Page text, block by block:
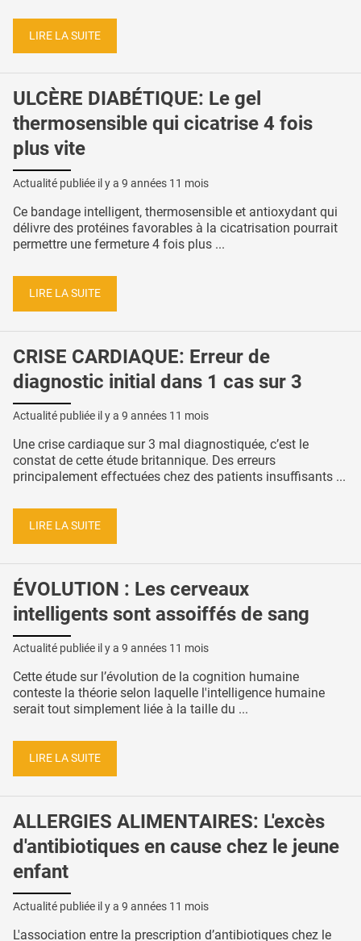
LIRE LA SUITE
ULCÈRE DIABÉTIQUE: Le gel
thermosensible qui cicatrise 4 fois
plus vite
Actualité publiée il y a 9 années 11 mois
Ce bandage intelligent, thermosensible et antioxydant qui
délivre des protéines favorables à la cicatrisation pourrait
permettre une fermeture 4 fois plus ...
LIRE LA SUITE
CRISE CARDIAQUE: Erreur de
diagnostic initial dans 1 cas sur 3
Actualité publiée il y a 9 années 11 mois
Une crise cardiaque sur 3 mal diagnostiquée, c’est le
constat de cette étude britannique. Des erreurs
principalement effectuées chez des patients insuffisants ...
LIRE LA SUITE
ÉVOLUTION : Les cerveaux
intelligents sont assoiffés de sang
Actualité publiée il y a 9 années 11 mois
Cette étude sur l’évolution de la cognition humaine
conteste la théorie selon laquelle l'intelligence humaine
serait tout simplement liée à la taille du ...
LIRE LA SUITE
ALLERGIES ALIMENTAIRES: L'excès
d'antibiotiques en cause chez le jeune
enfant
Actualité publiée il y a 9 années 11 mois
L'association entre la prescription d’antibiotiques chez le